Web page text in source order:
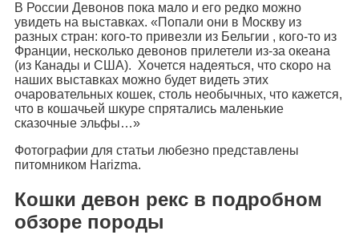
В России Девонов пока мало и его редко можно
увидеть на выставках. «Попали они в Москву из
разных стран: кого-то привезли из Бельгии , кого-то из
Франции, несколько девонов прилетели из-за океана
(из Канады и США). Хочется надеяться, что скоро на
наших выставках можно будет видеть этих
очаровательных кошек, столь необычных, что кажется,
что в кошачьей шкуре спрятались маленькие
сказочные эльфы…»
Фотографии для статьи любезно представлены
питомником Harizma.
Кошки девон рекс в подробном
обзоре породы